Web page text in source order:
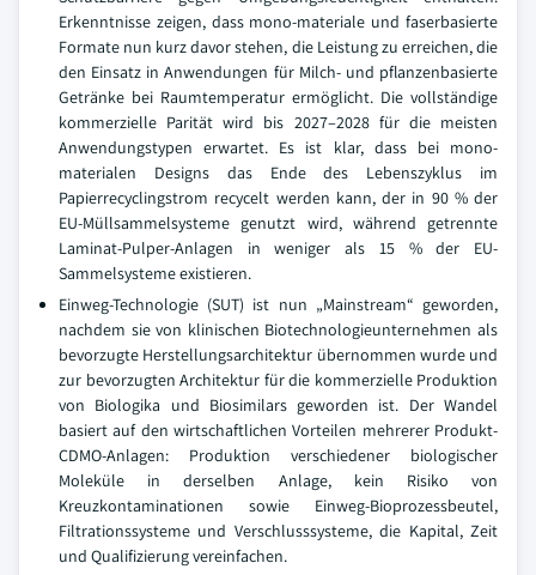
Erkenntnisse zeigen, dass mono-materiale und faserbasierte
Formate nun kurz davor stehen, die Leistung zu erreichen, die
den Einsatz in Anwendungen für Milch- und pflanzenbasierte
Getränke bei Raumtemperatur ermöglicht. Die vollständige
kommerzielle Parität wird bis 2027–2028 für die meisten
Anwendungstypen erwartet. Es ist klar, dass bei mono-
materialen Designs das Ende des Lebenszyklus im
Papierrecyclingstrom recycelt werden kann, der in 90 % der
EU-Müllsammelsysteme genutzt wird, während getrennte
Laminat-Pulper-Anlagen in weniger als 15 % der EU-
Sammelsysteme existieren.
Einweg-Technologie (SUT) ist nun „Mainstream“ geworden,
nachdem sie von klinischen Biotechnologieunternehmen als
bevorzugte Herstellungsarchitektur übernommen wurde und
zur bevorzugten Architektur für die kommerzielle Produktion
von Biologika und Biosimilars geworden ist. Der Wandel
basiert auf den wirtschaftlichen Vorteilen mehrerer Produkt-
CDMO-Anlagen: Produktion verschiedener biologischer
Moleküle in derselben Anlage, kein Risiko von
Kreuzkontaminationen sowie Einweg-Bioprozessbeutel,
Filtrationssysteme und Verschlusssysteme, die Kapital, Zeit
und Qualifizierung vereinfachen.